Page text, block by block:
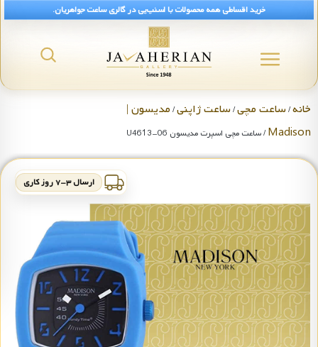
خرید اقساطی همه محصولات با اسنپ‌پی در گالری ساعت جواهریان.
خانه/ساعت مچی/ساعت ژاپنی/ مدیسون |
Madison/ ساعت مچی اسپرت مدیسون U4613-06
ارسال ۳-۷ روز کاری